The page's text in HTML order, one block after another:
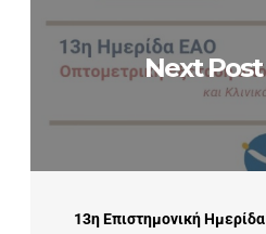
Next Post
13η Επιστημονική Ημερίδα